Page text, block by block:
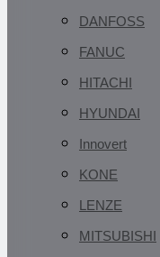
DANFOSS
FANUC
HITACHI
HYUNDAI
Innovert
KONE
LENZE
MITSUBISHI